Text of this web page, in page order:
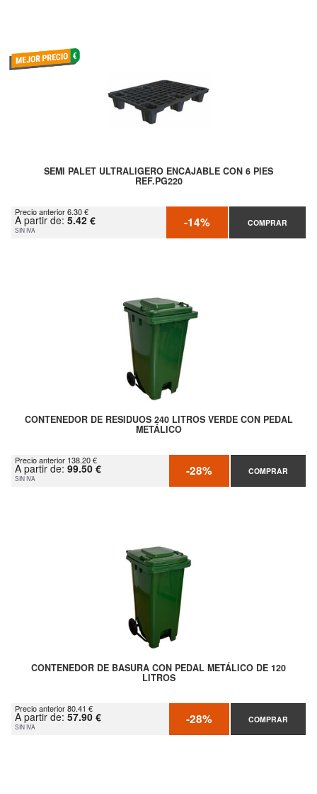
SEMI PALET ULTRALIGERO ENCAJABLE CON 6 PIES
REF.PG220
Precio anterior 6.30 €
A partir de: 5.42 €
SIN IVA -14% COMPRAR
CONTENEDOR DE RESIDUOS 240 LITROS VERDE CON PEDAL
METÁLICO
Precio anterior 138.20 €
A partir de: 99.50 €
SIN IVA -28% COMPRAR
CONTENEDOR DE BASURA CON PEDAL METÁLICO DE 120
LITROS
Precio anterior 80.41 €
A partir de: 57.90 €
SIN IVA -28% COMPRAR